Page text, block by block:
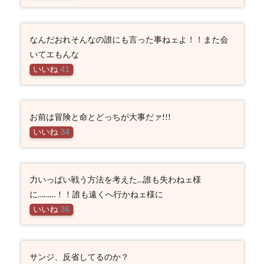
なんだおれそんなの誰にも言った事ねェよ！！また会
いてエもんな
いいね 41
お前は冒険と命とどっちが大事だァ!!!
いいね 34
力いっぱい戦う方法を考えた…誰も失わねェ様
に………！！誰も遠くへ行かねェ様に
いいね 36
サンジ、反省してるのか？